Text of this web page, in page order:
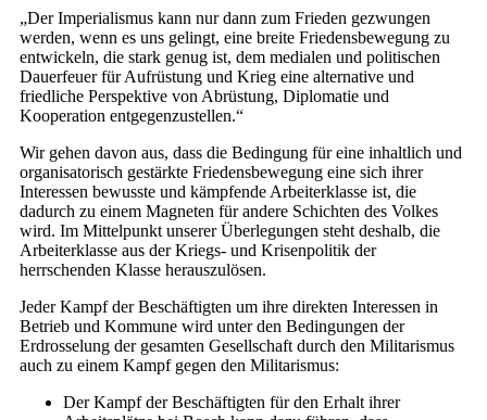
„Der Imperialismus kann nur dann zum Frieden gezwungen
werden, wenn es uns gelingt, eine breite Friedensbewegung zu
entwickeln, die stark genug ist, dem medialen und politischen
Dauerfeuer für Aufrüstung und Krieg eine alternative und
friedliche Perspektive von Abrüstung, Diplomatie und
Kooperation entgegenzustellen.“
Wir gehen davon aus, dass die Bedingung für eine inhaltlich und
organisatorisch gestärkte Friedensbewegung eine sich ihrer
Interessen bewusste und kämpfende Arbeiterklasse ist, die
dadurch zu einem Magneten für andere Schichten des Volkes
wird. Im Mittelpunkt unserer Überlegungen steht deshalb, die
Arbeiterklasse aus der Kriegs- und Krisenpolitik der
herrschenden Klasse herauszulösen.
Jeder Kampf der Beschäftigten um ihre direkten Interessen in
Betrieb und Kommune wird unter den Bedingungen der
Erdrosselung der gesamten Gesellschaft durch den Militarismus
auch zu einem Kampf gegen den Militarismus:
Der Kampf der Beschäftigten für den Erhalt ihrer